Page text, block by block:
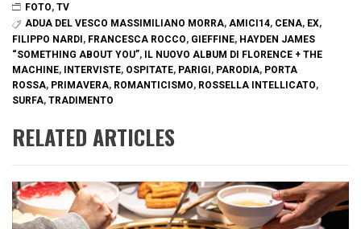
FOTO, TV
ADUA DEL VESCO MASSIMILIANO MORRA, AMICI14, CENA, EX,
FILIPPO NARDI, FRANCESCA ROCCO, GIEFFINE, HAYDEN JAMES
“SOMETHING ABOUT YOU”, IL NUOVO ALBUM DI FLORENCE + THE
MACHINE, INTERVISTE, OSPITATE, PARIGI, PARODIA, PORTA
ROSSA, PRIMAVERA, ROMANTICISMO, ROSSELLA INTELLICATO,
SURFA, TRADIMENTO
RELATED ARTICLES